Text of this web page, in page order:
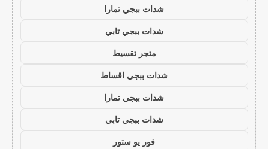
شدات ببجي تمارا
شدات ببجي تابي
متجر تقسيط
شدات ببجي اقساط
شدات ببجي تمارا
شدات ببجي تابي
فور يو ستور